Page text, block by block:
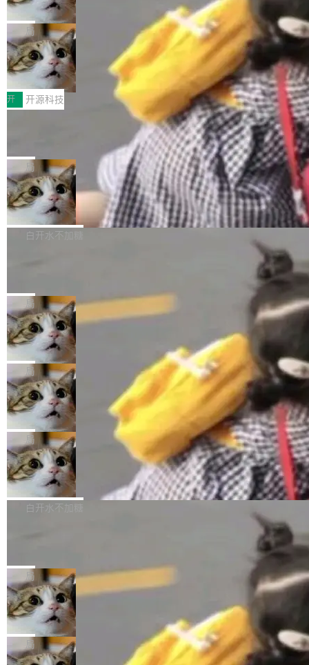
（<a href="https://bugzilla.mozilla.org/show_
bug.cgi?id=204...
orkers 跑了十年 Isolate。用 CEO Matthew Pri
nce 的话说：「我们一生都在用 Isolate 运行代
码，而 AI Agent 不需要容器，它们需要的是 Iso
late。」 容器为什么不合适 容器的问题在于启动
和销毁都太重了。一个 Agent 要执行的任务可能
只需要几毫秒的 CPU 时间，但容器从冷启动到
就绪要花数秒。如果未来有十...
诉讼，称“Apple is getting this wron
g”
上个月，苹果一纸诉状把 OpenAI 告上法庭，指
控其挖角苹果前员工并窃取商业秘密。苹果的诉
状把 OpenAI 描述成一个系统性地从前东家挖
人、套取机密信息的对手。 OpenAI 没发律师
函，也没选择庭外沉默。它在官网贴了一篇博
文，标题只有六个字：Apple is getting this wro
ng。 然后，它把邮件往来和 iMessage 聊天记
录全贴了出来。 他发错人了 苹果外部律师 Gabr
iel Gross 来自 Weil 律所，2 月 23 日下午 5:53
给 OpenAI 总法律顾问 Che Chang 发了封邮
件，附了一封长信，要求 OpenAI 配合调查前苹
果员工带走机密信...
局
HUAWEI MatePad Edge上架WorkBu
ddy鸿蒙PC版，说话就能干活的AI办公
搭子
全能AI工作台WorkBuddy鸿蒙PC版上架HUAWE
I MatePad Edge应用市场，直接下载即可使
用，与鸿蒙电脑上的体验一致。值得一提的是，
这是目前市面上唯一支持平板接入WorkBuddy P
C版的产品，搭载“人机双写”重磅功能——你写
你的，AI写AI的，同屏协作互不干扰。一句话让
AI帮你干活，现在开启全新体验！ 温馨提示：
体验WorkBuddy鸿蒙PC版前，请将 HUAWEI M
atePad Edge 升级至 HarmonyOS 6.1.0.135S
P9 patch03及以上版本。 *升级路径：设置 > 搜
开 开源科技
FFmpeg 9.0 发布：代号“Lei”，以此纪
全球知名开源多媒体框架 FFmpeg 今天正式发
布了 9.0 版本。这个版本除了带来新一代音视频
处理能力和硬件加速支持之外，还有一个特殊之
处：FFmpeg 9.0 的代号是“Lei”。 这个名字，
来自中国开发者雷霄骅（Lei Xiaohua）。 对于
很多中国音视频开发者而言，这个名字并不陌
“启蒙老师”。 而今年，恰好是雷霄骅离世十周
年。FFmpeg 社区最终选择用一个大版本的名
字，留下了这份纪念。 雷霄骅曾是中国传媒大学
数字电视技术方向的博士生，长期从事视频、音
频技...
局
亚马逊成本失控：AI 写代码烧掉 1215
万元，超预算 860%
外媒近日曝光了亚马逊的多份内部报告显示，AI
导致公司在多个项目上超支。《金融时报》报道
编写程序，目标是完成电商平台作者信息与商品
列表的数据匹配 —— 一项常规的数据处理任
务，最终却产生了 180 万美元的账单，实际支出
超出原定预算 860%。 更令人意外的是，该项目
最终并未成功落地，而高额算力消耗持续运行长
达 5 个月，公司直到财务对账时才察觉异常。这
意味着一个无人看管的 AI 程序，在近半年时间
里日夜不停地"烧钱"。 复盘显示，...
白开水不加糖
e CEO Clément Delangue 在 CNBC 的采访里
没有拐弯抹角。他说中国正在赢得 AI 竞赛，而
且按目前的速度，中国 AI 工具预计在今年底或
2027 年就能追上美国前沿实验室的水平。 Dela
ngue 把原因归结为一件事：开放协作。中国的
AI 开发者在一个共享和协作的生态里加速迭代，
而美国模型厂商在"闭门造车"。他的原话是 "buil
ding in silos"——各自为战，互不通气。 这个判
断从他嘴里说出来分量不同。Hugging Face 是
全球最大的开源 AI 平台，上面跑着上百万个模
型。谁在开源赛道上领先，...
局
当 AI agent 把源码变成了最好的扩展系
统，开发者工具必须开源
五年前，David Crawshaw 问过很多软件工程师
一个问题：你写过什么给自己用的程序？答案几
乎都是没有。工程师们整天用别人写的程序写程
序给别人用。偶尔有人自己写个博客系统、智能
家居控制、家庭实验室，都算稀奇事。 Crawsh
aw 是 Shelley 的作者，一个开源 AI coding age
nt。他最近在博客上写了一篇文章，核心论点很
简单：开发者工具必须开源。 理由不是传统的自
由软件情怀，而是一个跟 AI agent 直接相关的
技术判断。 两行 prompt 就能个性化任何软件 C
局
DeepSeek Harness 宣布内测邀请，全
网最大规模开源 Agent 路演现场诞生
一条内测招募帖，发出去的时候大概没人想到它
会变成一场开源 Agent 生态的路演。 8月1日，
DeepSeek Harness 团队负责人崔添翼（tiany
i）在 X 上发帖： 「如果你是 Agent Harness 相
关开源项目的开发者，希望参加 DeepSeek Har
ness 的内测，可以回复或私信联系我。请附上
Harness 负责把能力落到真实环境中——调用工
具、读写文件、管理上下文、处理错误、完成闭
环。崔添翼招人的标...
局
商汤 SenseNova U1.5-Lite-Preview
开源
商汤科技宣布面向社区开源轻量级统一多模态模
型的预览版本 SenseNova U1.5-Lite-Preview。
理解、推理、生成与编辑，还仅以 8B-MoT 的轻
量大小，将能力推进到4K、更精细的真实质感、
更复杂的视觉控制和可持续迭代编辑。 相比 U
1，U1.5-Lite-Preview 在以下方向上带来了显著
提升： 原生支持4K图像生成； 更精细的局部纹
理、细节与真实世界质感； 更准确的中英文文字
白开水不加糖
nap。这次是 hwctl——一个用来检查 Ubuntu
硬件认证状态的命令行工具。 Canonical 工程师
Alan Griffiths 在邮件列表中说得很直白：「hwc
tl 是一个 Ubuntu 专有的包，它和它的依赖项都
是 Ubuntu 专有的，不会用在其他发行版上。」
所以 deb 版本的受众实际上为零。既然只有 Ub
局
Dario Amodei 担心新人来 Anthropic
只为金钱，不为使命
顶级 AI 研究员在两家公司之间来回跳，中间只
隔了几天。 Lilian Weng 上周刚宣布因健康原因
离开 Thinking Machines Lab，说自己作为联合
局